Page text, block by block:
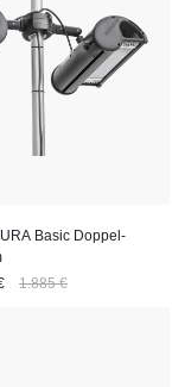
Basic Doppel-
1.885 €